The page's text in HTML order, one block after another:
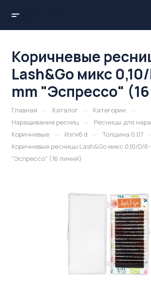
Коричневые
Lash&Go микс
mm "Эспрессо"
Главная — Каталог — Категории —
Наращивание ресниц — Ресницы для
Коричневые — Изгиб d — Толщина 0,07
Коричневые ресницы Lash&Go микс 0,10/D/6-
"Эспрессо" (16 линий)